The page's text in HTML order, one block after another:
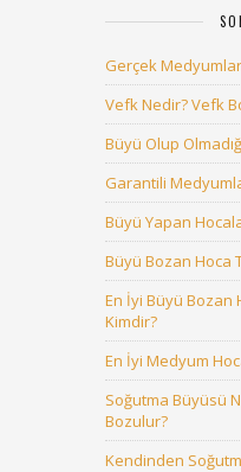
Gerçek
Vefk Nedir? Vefk
Büyü Olup
Garantili
Büyü Yapan
Büyü Bozan Hoca
En İyi Büyü Bozan
Kimdir?
En İyi Medyum
Soğutma Büyüsü
Bozulur?
Kendinden